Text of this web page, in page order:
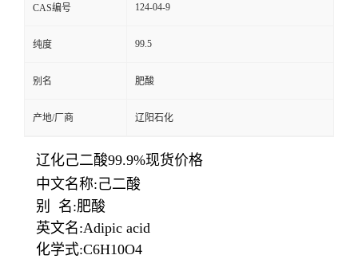
CAS编号 124-04-9
纯度 99.5
别名 肥酸
产地/厂商 辽阳石化
辽化己二酸99.9%现货价格
中文名称:己二酸
别 名:肥酸
英文名:Adipic acid
化学式:C6H10O4